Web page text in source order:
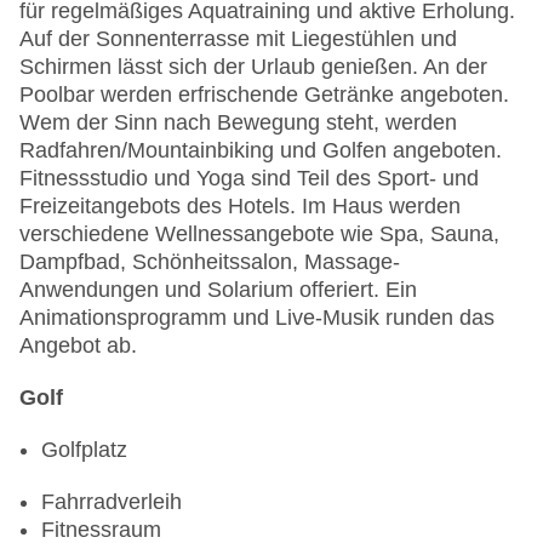
für regelmäßiges Aquatraining und aktive Erholung.
Auf der Sonnenterrasse mit Liegestühlen und
Schirmen lässt sich der Urlaub genießen. An der
Poolbar werden erfrischende Getränke angeboten.
Wem der Sinn nach Bewegung steht, werden
Radfahren/Mountainbiking und Golfen angeboten.
Fitnessstudio und Yoga sind Teil des Sport- und
Freizeitangebots des Hotels. Im Haus werden
verschiedene Wellnessangebote wie Spa, Sauna,
Dampfbad, Schönheitssalon, Massage-
Anwendungen und Solarium offeriert. Ein
Animationsprogramm und Live-Musik runden das
Angebot ab.
Golf
Golfplatz
Fahrradverleih
Fitnessraum